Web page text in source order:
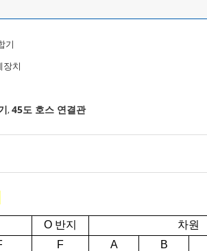
기
장치
,45도 호스 연결관
O 반지
차원
F A B